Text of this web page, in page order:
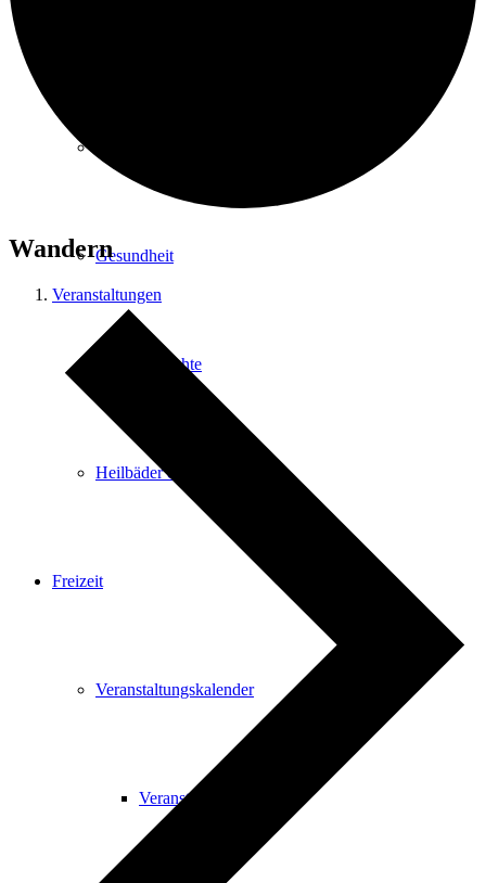
Gesundheit
Stadtgeschichte
Heilbäder & Kurorte
Freizeit
Veranstaltungskalender
Veranstaltungskalender
Wandern
Veranstaltungen